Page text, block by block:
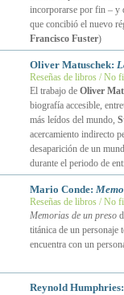
incorporarse por fin – y
que concibió el nuevo
Francisco Fuster)
Oliver Matuschek:
Reseñas de libros / No
El trabajo de Oliver
biografía accesible,
más leídos del mundo,
acercamiento indirecto
desaparición de un
durante el periodo de
Mario Conde:
Reseñas de libros / No
Memorias de un preso
titánica de un personaje
encuentra con un
Reynold